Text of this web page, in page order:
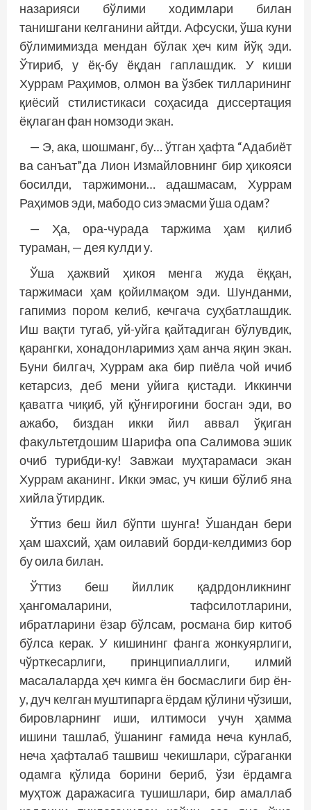
назарияси бўлими ходимлари билан
танишгани келганини айтди. Афсуски, ўша куни
бўлимимизда мендан бўлак ҳеч ким йўқ эди.
Ўтириб, у ёқ-бу ёқдан гаплашдик. У киши
Хуррам Раҳимов, олмон ва ўзбек тилларининг
қиёсий стилистикаси соҳасида диссертация
ёқлаган фан номзоди экан.
— Э, ака, шошманг, бу… ўтган ҳафта “Адабиёт
ва санъат”да Лион Измайловнинг бир ҳикояси
босилди, таржимони… адашмасам, Хуррам
Раҳимов эди, мабодо сиз эмасми ўша одам?
— Ҳа, ора-чурада таржима ҳам қилиб
тураман, — дея кулди у.
Ўша ҳажвий ҳикоя менга жуда ёққан,
таржимаси ҳам қойилмақом эди. Шунданми,
гапимиз пором келиб, кечгача суҳбатлашдик.
Иш вақти тугаб, уй-уйга қайтадиган бўлувдик,
қарангки, хонадонларимиз ҳам анча яқин экан.
Буни билгач, Хуррам ака бир пиёла чой ичиб
кетарсиз, деб мени уйига қистади. Иккинчи
қаватга чиқиб, уй қўнғироғини босган эди, во
ажабо, биздан икки йил аввал ўқиган
факультетдошим Шарифа опа Салимова эшик
очиб турибди-ку! Завжаи муҳтарамаси экан
Хуррам аканинг. Икки эмас, уч киши бўлиб яна
хийла ўтирдик.
Ўттиз беш йил бўпти шунга! Ўшандан бери
ҳам шахсий, ҳам оилавий борди-келдимиз бор
бу оила билан.
Ўттиз беш йиллик қадрдонликнинг
ҳангомаларини, тафсилотларини,
ибратларини ёзар бўлсам, росмана бир китоб
бўлса керак. У кишининг фанга жонкуярлиги,
чўрткесарлиги, принципиаллиги, илмий
масалаларда ҳеч кимга ён босмаслиги бир ён-
у, дуч келган муштипарга ёрдам қўлини чўзиши,
бировларнинг иши, илтимоси учун ҳамма
ишини ташлаб, ўшанинг ғамида неча кунлаб,
неча ҳафталаб ташвиш чекишлари, сўраганки
одамга қўлида борини бериб, ўзи ёрдамга
муҳтож даражасига тушишлари, бир амаллаб